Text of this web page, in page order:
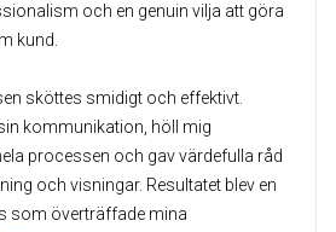
och en genuin vilja att göra
kund.
sköttes smidigt och effektivt.
kommunikation, höll mig
processen och gav värdefulla råd
och visningar. Resultatet blev en
som överträffade mina